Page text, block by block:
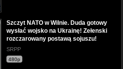
Szczyt NATO w Wilnie. Duda gotowy
wysłać wojsko na Ukrainę! Zełenski
rozczarowany postawą sojuszu!
SRPP
480p